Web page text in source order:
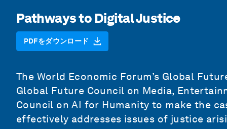
Pathways to Digital Justice
PDFをダウンロード
The World Economic Forum’s Global
Global Future Council on Media,
Council on AI for Humanity to make the
effectively addresses issues of justice